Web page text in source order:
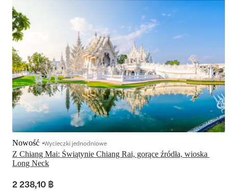
Z Chiang Mai: Świątynie Chiang Rai, gorące źródła, wioska
Long Neck
Nowość Wycieczki jednodniowe
2 238,10 ฿